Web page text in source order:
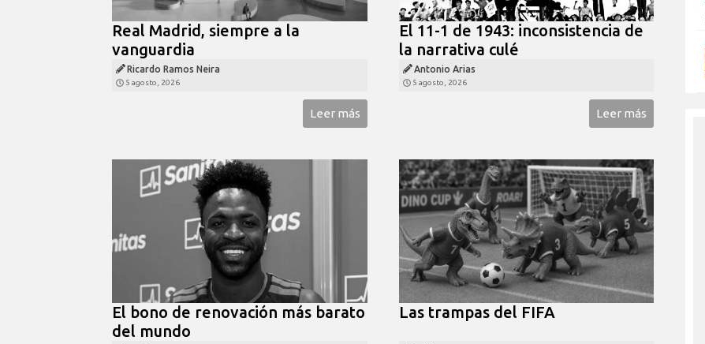
Real Madrid, siempre a la
vanguardia
Ricardo Ramos Neira
5 agosto, 2026
Leer más
El 11-1 de 1943: inconsistencia de
la narrativa culé
Antonio Arias
5 agosto, 2026
Leer más
El bono de renovación más barato
del mundo
Las trampas del FIFA